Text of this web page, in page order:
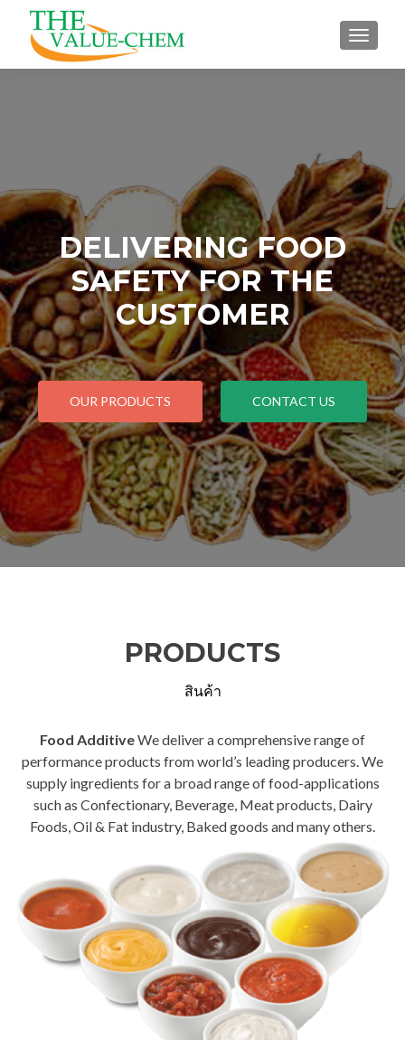
DELIVERING FOOD
SAFETY FOR THE
CUSTOMER
OUR PRODUCTS CONTACT US
PRODUCTS
สินค้า
Food AdditiveWe deliver a comprehensive range of
performance products from world’s leading producers. We
supply ingredients for a broad range of food-applications
such as Confectionary, Beverage, Meat products, Dairy
Foods, Oil & Fat industry, Baked goods and many others.